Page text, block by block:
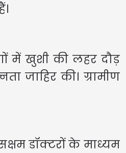
में खुशी की लहर दौड़
जाहिर की। ग्रामीण
डॉक्टरों के माध्यम
नई दिल्ली में